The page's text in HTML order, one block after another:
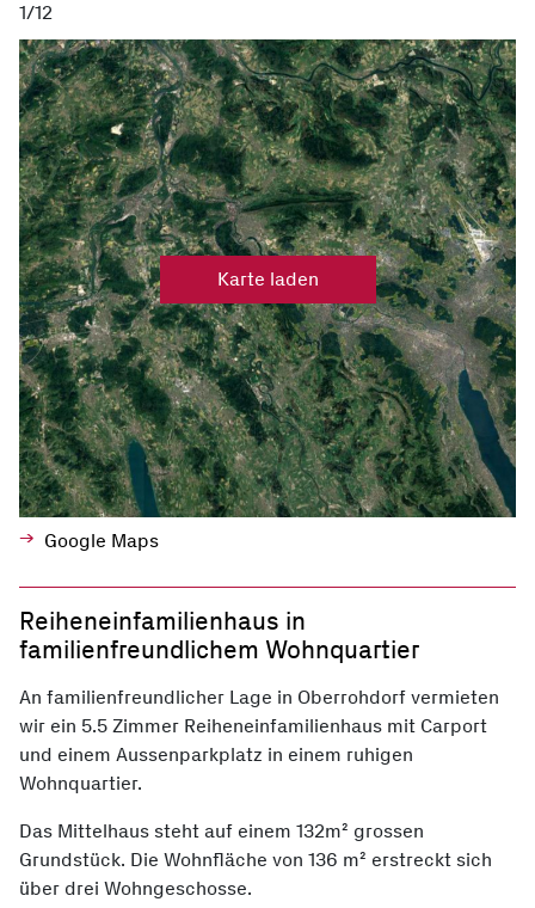
1/12
Karte laden
Google Maps
Reiheneinfamilienhaus in
familienfreundlichem Wohnquartier
An familienfreundlicher Lage in Oberrohdorf vermieten
wir ein 5.5 Zimmer Reiheneinfamilienhaus mit Carport
und einem Aussenparkplatz in einem ruhigen
Wohnquartier.
Das Mittelhaus steht auf einem 132m² grossen
Grundstück. Die Wohnfläche von 136 m² erstreckt sich
über drei Wohngeschosse.